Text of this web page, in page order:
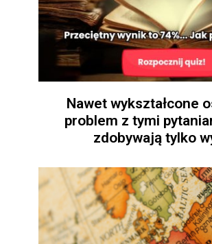
Nawet wykształcone
problem z tymi
zdobywają tylko